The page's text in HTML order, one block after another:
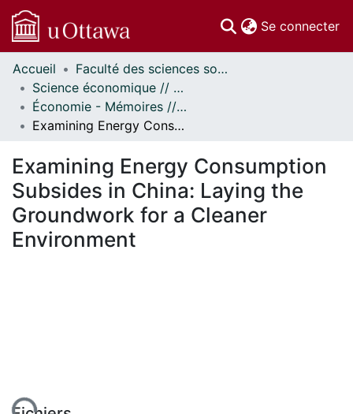
Se connecter
Communautés
et collections
Parcourir
Statistiques
À propos
Accueil
Faculté des sciences sociales // Faculty of Social Sciences
Science économique // Economics
Économie - Mémoires // Economics - Research Papers
Examining Energy Consumption Subsides in China: Laying the Groundwork for a Cleaner Environment
Examining Energy Consumption
Subsides in China: Laying the
Groundwork for a Cleaner
Environment